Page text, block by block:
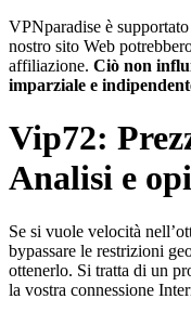
VPNparadise è
nostro sito Web
affiliazione. Ciò non
imparziale e
Vip72:
Analisi e
Se si vuole velocità
bypassare le restrizioni
ottenerlo. Si tratta di un
la vostra connessione